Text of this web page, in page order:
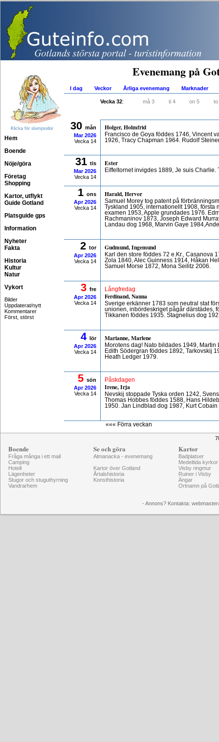
Klicka för slumpsidor
Hem
Boende
Nöje/göra
Företag
Shopping
Kartor, utflykt
Guide Gotland
Platsguide gps
Information
Nyheter
Fakta
Historia
Kultur
Natur
Vykort
Bilder
Uppdaterat/nytt
Kommentarer
Först, störst
Evenemang på
I dag Veckor Årliga evenemang Marknader
Vecka 32: må 3 ti 4 on 5 to
30 mån
Mar 2026
Vecka 14
Holger, Holmfrid
Francisco de Goya föddes 1746, Vincent
1926, Tracy Chapman 1964. Rudolf
31 tis
Mar 2026
Vecka 14
Ester
Eiffeltornet invigdes 1889, Je suis Charlie.
1 ons
Apr 2026
Vecka 14
Harald, Hervor
Samuel Morey tog patent på
Tyskland 1905, internationellt 1908, första
examen 1953, Apple grundades 1976.
Rachmaninov 1873, Joseph Edward
Landau dog 1968, Marvin Gaye
2 tor
Apr 2026
Vecka 14
Gudmund, Ingemund
Karl den store föddes 72 e.Kr., Casanova
Zola 1840, Alec Guinness 1914, Håkan
Samuel Morse 1872, Mona Seilitz 2006.
3 fre
Apr 2026
Vecka 14
Långfredag
Ferdinand, Nanna
Sverige erkänner 1783 som neutral stat
unionen, inbördeskriget pågår därstädes,
Tikkanen föddes 1935. Stagnelius dog
4 lör
Apr 2026
Vecka 14
Marianne, Marlene
Morotens dag! Nato bildades 1949,
Edith Södergran föddes 1892, Tarkovskij
Heath Ledger 1979.
5 sön
Apr 2026
Vecka 14
Påskdagen
Irene, Irja
Nevskij stoppade Tyska orden 1242,
Thomas Hobbes föddes 1588, Hans
1950. Jan Lindblad dog 1987, Kurt Cobain
««« Förra veckan
Boende
Fråga många i ett mail
Camping
Hotell
Lägenheter
Stugor och stuguthyrning
Vandrarhem
Se och göra
Almanacka - evenemang
Kartor över Gotland
Årtalshistoria
Konsthistoria
Kartor
Badplatser
Medeltida kyrkor
Visby ringmur
Ruiner i Visby
Ängar
Ortnamn på
- Annons? Kontakta: